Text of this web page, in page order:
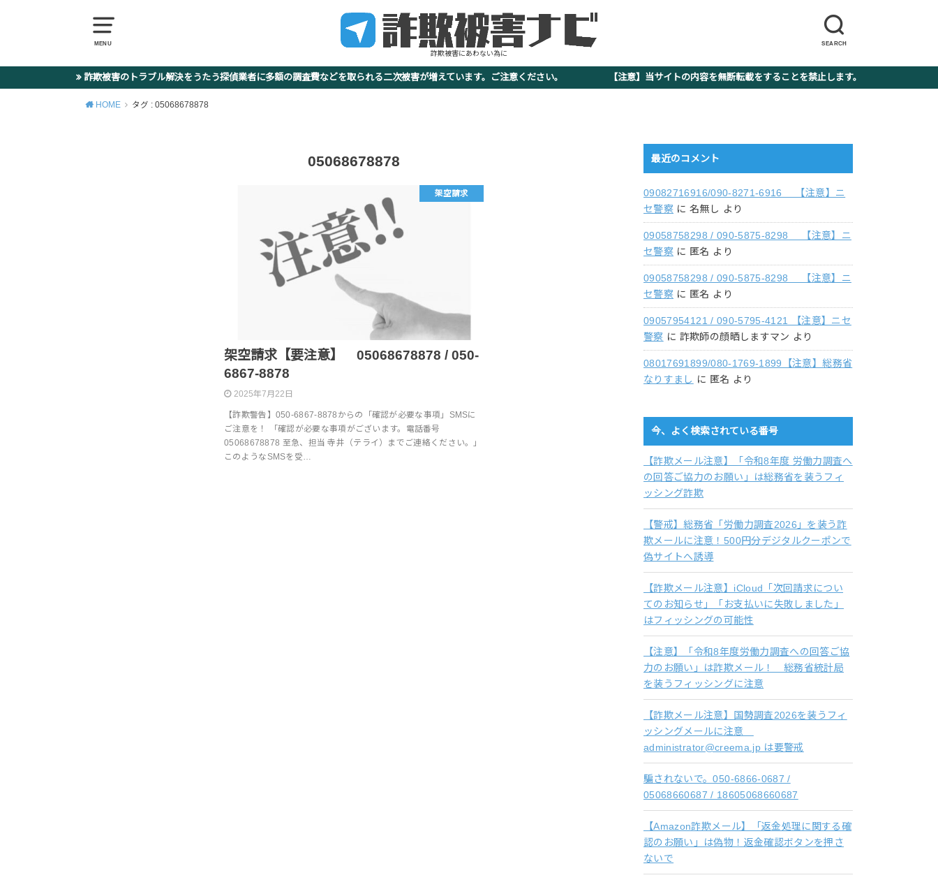
MENU SEARCH
詐欺被害にあわない為に
詐欺被害のトラブル解決をうたう探偵業者に多額の調査費などを取られる二次被害が増えています。ご注意ください。 【注意】当サイトの内容を無断転載をすることを禁止します。
HOME タグ : 05068678878
05068678878
架空請求
架空請求【要注意】 05068678878 / 050-
6867-8878
2025年7月22日
【詐欺警告】050-6867-8878からの「確認が必要な事項」SMSに
ご注意を！ 「確認が必要な事項がございます。電話番号
05068678878 至急、担当 寺井（テライ）までご連絡ください。」
このようなSMSを受…
最近のコメント
09082716916/090-8271-6916 【注意】ニ
セ警察 に名無し より
09058758298 / 090-5875-8298 【注意】ニ
セ警察 に 匿名 より
09058758298 / 090-5875-8298 【注意】ニ
セ警察 に 匿名 より
09057954121 / 090-5795-4121 【注意】ニセ
警察 に 詐欺師の顔晒しますマン より
08017691899/080-1769-1899【注意】総務省
なりすまし に 匿名 より
今、よく検索されている番号
【詐欺メール注意】「令和8年度 労働力調査へ
の回答ご協力のお願い」は総務省を装うフィ
ッシング詐欺
【警戒】総務省「労働力調査2026」を装う詐
欺メールに注意！500円分デジタルクーポンで
偽サイトへ誘導
【詐欺メール注意】iCloud「次回請求につい
てのお知らせ」「お支払いに失敗しました」
はフィッシングの可能性
【注意】「令和8年度労働力調査への回答ご協
力のお願い」は詐欺メール！ 総務省統計局
を装うフィッシングに注意
【詐欺メール注意】国勢調査2026を装うフィ
ッシングメールに注意
administrator@creema.jp は要警戒
騙されないで。050-6866-0687 /
05068660687 / 18605068660687
【Amazon詐欺メール】「返金処理に関する確
認のお願い」は偽物！返金確認ボタンを押さ
ないで